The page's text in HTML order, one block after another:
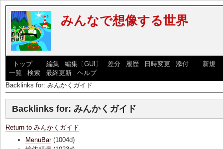
みんなで想像する世界
トップ] [ 編集| 編集〔GUI〕 差分 履歴| 日時変更 添付] [ 新規
一覧
検索| 最終更新| ヘルプ]
Backlinks for: みんかくガイド
Backlinks for: みんかくガイド
Return to みんかくガイド
MenuBar(1004d)